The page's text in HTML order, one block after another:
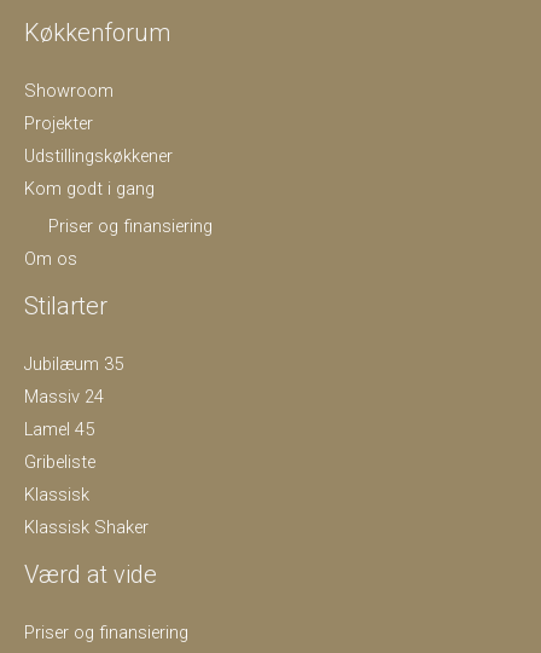
Køkkenforum
Showroom
Projekter
Udstillingskøkkener
Kom godt i gang
Priser og finansiering
Om os
Stilarter
Jubilæum 35
Massiv 24
Lamel 45
Gribeliste
Klassisk
Klassisk Shaker
Værd at vide
Priser og finansiering